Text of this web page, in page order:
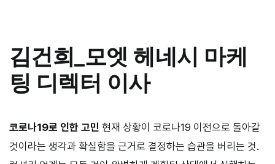
김건희 모엣 헤네시 마케
팅 디렉터 이사
코로나19로 인한 고민 현재 상황이 코로나19 이전으로 돌아갈
것이라는 생각과 확실함을 근거로 결정하는 습관을 버리는 것.